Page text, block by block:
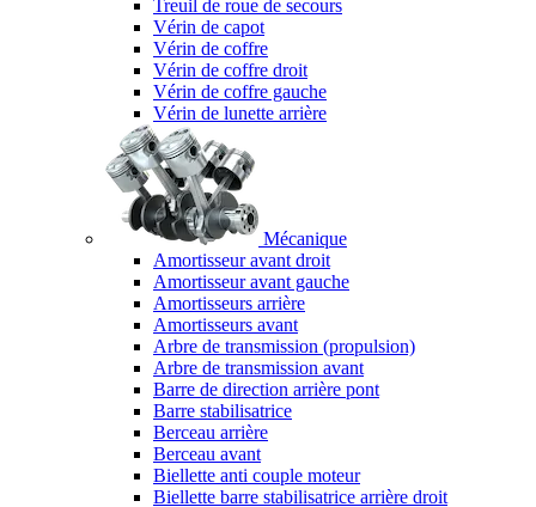
Treuil de roue de secours
Vérin de capot
Vérin de coffre
Vérin de coffre droit
Vérin de coffre gauche
Vérin de lunette arrière
Mécanique
Amortisseur avant droit
Amortisseur avant gauche
Amortisseurs arrière
Amortisseurs avant
Arbre de transmission (propulsion)
Arbre de transmission avant
Barre de direction arrière pont
Barre stabilisatrice
Berceau arrière
Berceau avant
Biellette anti couple moteur
Biellette barre stabilisatrice arrière droit